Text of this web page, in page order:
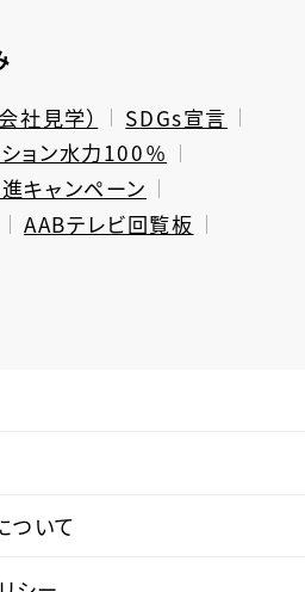
社見学）
SDGs宣言
ョン水力100％
キャンペーン
AABテレビ回覧板
ついて